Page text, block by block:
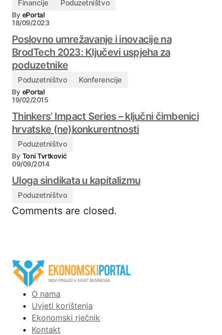
Financije Poduzetništvo
By ePortal
18/09/2023
Poslovno umrežavanje i inovacije na
BrodTech 2023: Ključevi uspjeha za
poduzetnike
Poduzetništvo Konferencije
By ePortal
19/02/2015
Thinkers’ Impact Series – ključni čimbenici
hrvatske (ne)konkurentnosti
Poduzetništvo
By Toni Tvrtković
09/09/2014
Uloga sindikata u kapitalizmu
Poduzetništvo
Comments are closed.
O nama
Uvjeti korištenja
Ekonomski rječnik
Kontakt